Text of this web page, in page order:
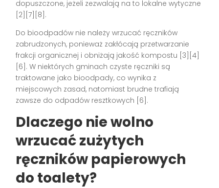
dopuszczone, jeżeli zezwalają na to lokalne wytyczne
[2][7][8].
Do bioodpadów nie należy wrzucać ręczników
zabrudzonych, ponieważ zakłócają przetwarzanie
frakcji organicznej i obniżają jakość kompostu [3][4]
[6]. W niektórych gminach czyste ręczniki są
traktowane jako bioodpady, co wynika z
miejscowych zasad, natomiast brudne trafiają
zawsze do odpadów resztkowych [6].
Dlaczego nie wolno
wrzucać zużytych
ręczników papierowych
do toalety?